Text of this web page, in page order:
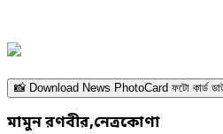
📸 Download News PhotoCard ফটো কার্ড
মামুন রণবীর,নেত্রকোণা